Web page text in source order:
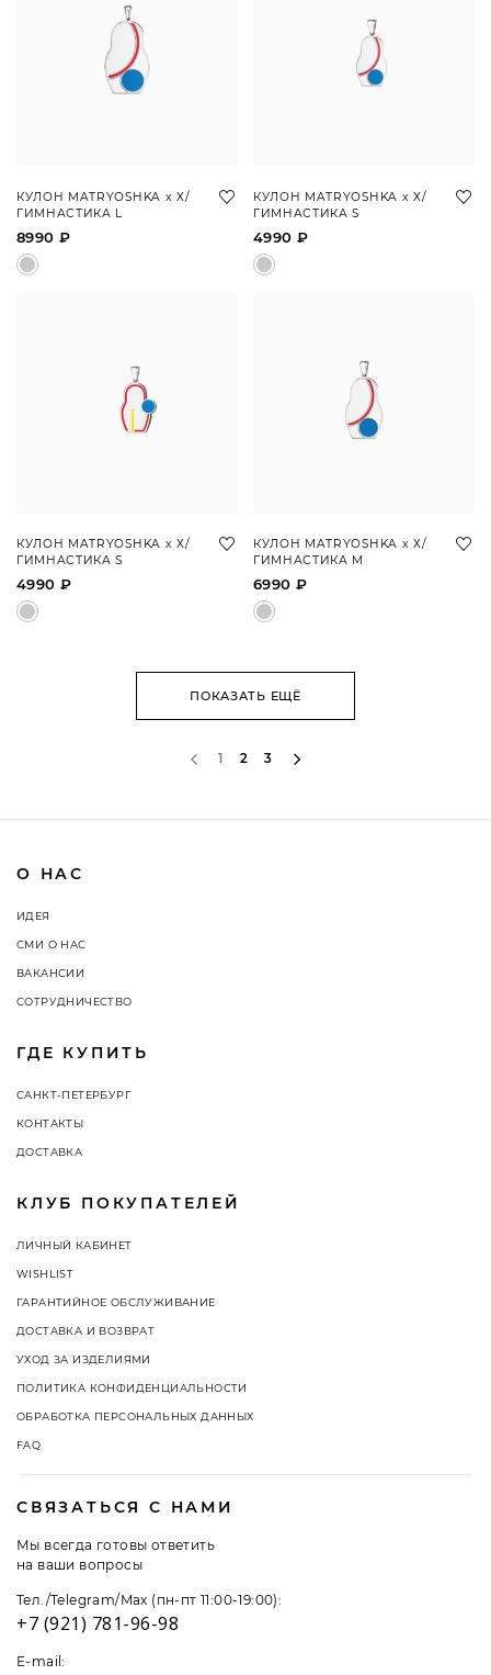
КУЛОН MATRYOSHKA х Х/
ГИМНАСТИКА L
8990 ₽
КУЛОН MATRYOSHKA х Х/
ГИМНАСТИКА S
4990 ₽
КУЛОН MATRYOSHKA х Х/
ГИМНАСТИКА S
4990 ₽
КУЛОН MATRYOSHKA х Х/
ГИМНАСТИКА M
6990 ₽
ПОКАЗАТЬ ЕЩЁ
1 2 3
О НАС
ИДЕЯ
СМИ О НАС
ВАКАНСИИ
СОТРУДНИЧЕСТВО
ГДЕ КУПИТЬ
САНКТ-ПЕТЕРБУРГ
КОНТАКТЫ
ДОСТАВКА
КЛУБ ПОКУПАТЕЛЕЙ
ЛИЧНЫЙ КАБИНЕТ
WISHLIST
ГАРАНТИЙНОЕ ОБСЛУЖИВАНИЕ
ДОСТАВКА И ВОЗВРАТ
УХОД ЗА ИЗДЕЛИЯМИ
ПОЛИТИКА КОНФИДЕНЦИАЛЬНОСТИ
ОБРАБОТКА ПЕРСОНАЛЬНЫХ ДАННЫХ
FAQ
СВЯЗАТЬСЯ С НАМИ
Мы всегда готовы ответить
на ваши вопросы
Тел./Telegram/Max (пн-пт 11:00-19:00):
+7 (921) 781-96-98
E-mail: